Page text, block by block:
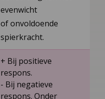
evenwicht
of onvoldoende
spierkracht.
+ Bij positieve
respons.
-­ Bij negatieve
respons. Onder